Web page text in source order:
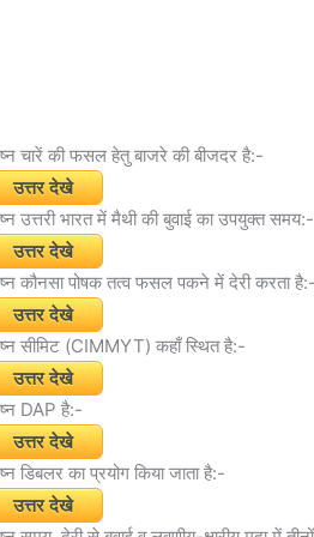
चारें की फसल हेतु बाजरे की बीजदर है:-
उत्तर देखे
उत्तरी भारत में मैथी की बुवाई का उपयुक्त समय:-
उत्तर देखे
कौनसा पोषक तत्व फसल पकने में देरी करता है:-
उत्तर देखे
सीमिट (CIMMYT) कहाँ स्थित है:-
उत्तर देखे
DAP है:-
उत्तर देखे
डिबलर का प्रयोग किया जाता है:-
उत्तर देखे